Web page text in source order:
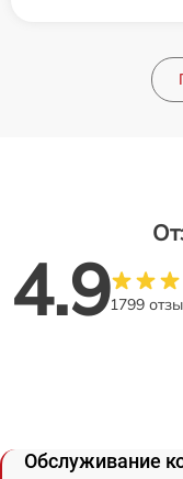
4.91799
Обслуживание